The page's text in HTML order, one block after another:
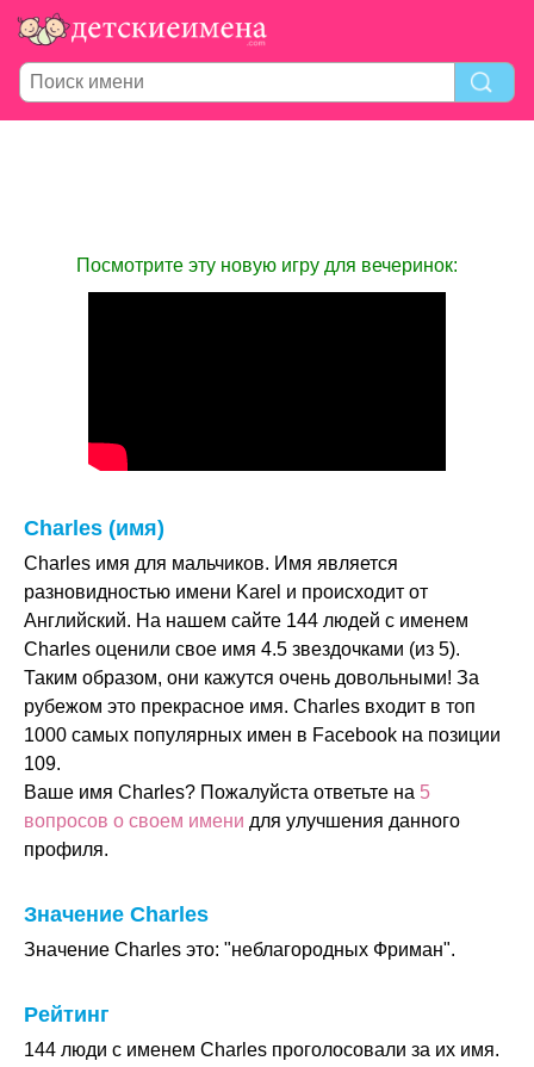
Посмотрите эту новую игру для вечеринок:
Charles (имя)
Charles имя для мальчиков. Имя является
разновидностью имени Karel и происходит от
Английский. На нашем сайте 144 людей с именем
Charles оценили свое имя 4.5 звездочками (из 5).
Таким образом, они кажутся очень довольными! За
рубежом это прекрасное имя. Charles входит в топ
1000 самых популярных имен в Facebook на позиции
109.
Ваше имя Charles? Пожалуйста ответьте на 5
вопросов о своем имени для улучшения данного
профиля.
Значение Charles
Значение Charles это: "неблагородных Фриман".
Рейтинг
144 люди с именем Charles проголосовали за их имя.